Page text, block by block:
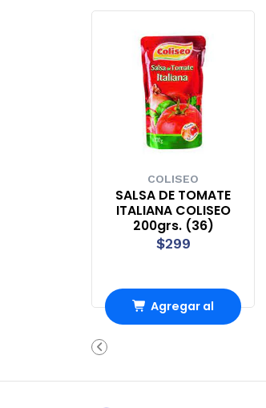
COLISEO
SALSA DE TOMATE
ITALIANA COLISEO
200grs. (36)
$299
Agregar al